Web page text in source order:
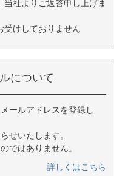
当社よりご返答申し上げま
けしておりません
について
ールアドレスを登録し
せいたします。
ではありません。
詳しくはこちら